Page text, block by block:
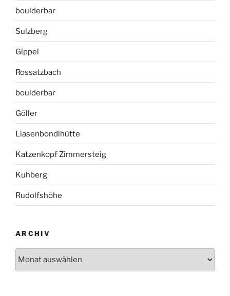
boulderbar
Sulzberg
Gippel
Rossatzbach
boulderbar
Göller
Liasenböndlhütte
Katzenkopf Zimmersteig
Kuhberg
Rudolfshöhe
ARCHIV